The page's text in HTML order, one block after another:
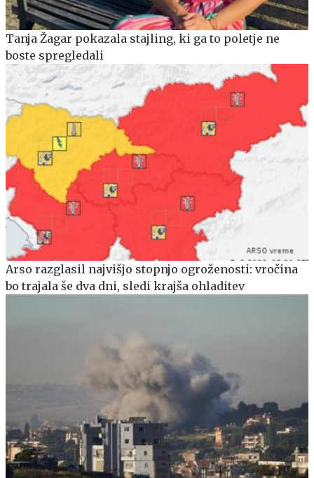
Tanja Žagar pokazala stajling, ki ga to poletje ne
boste spregledali
Arso razglasil najvišjo stopnjo ogroženosti: vročina
bo trajala še dva dni, sledi krajša ohladitev